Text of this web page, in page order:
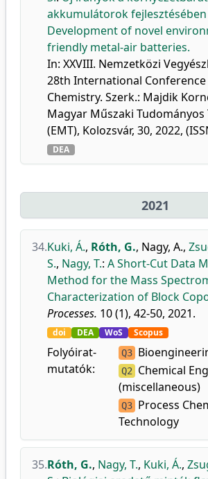
akkumulátorok fejlesztésében
Development of novel
friendly metal-air batteries.
In: XXVIII. Nemzetközi
28th International Conference
Chemistry. Szerk.: Majdik
Magyar Műszaki Tudományos
(EMT), Kolozsvár, 30, 2022,
DEA
2021
34.Kuki, Á., Róth, G., Nagy, A.,
S., Nagy, T.: A Short-Cut Data
Method for the Mass
Characterization of Block
Processes. 10 (1), 42-50, 2021.
doi DEA WoS Scopus
Folyóirat-
mutatók:
Q3
Q2 Chemical
(miscellaneous)
Q3 Process
Technology
35.Róth, G., Nagy, T., Kuki, Á.,